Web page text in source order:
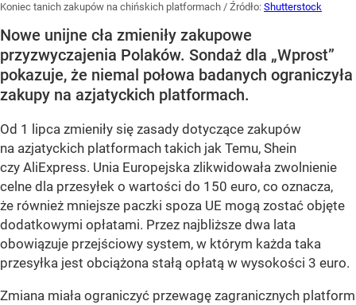
Koniec tanich zakupów na chińskich platformach / Źródło: Shutterstock
Nowe unijne cła zmieniły zakupowe
przyzwyczajenia Polaków. Sondaż dla „Wprost”
pokazuje, że niemal połowa badanych ograniczyła
zakupy na azjatyckich platformach.
Od 1 lipca zmieniły się zasady dotyczące zakupów
na azjatyckich platformach takich jak Temu, Shein
czy AliExpress. Unia Europejska zlikwidowała zwolnienie
celne dla przesyłek o wartości do 150 euro, co oznacza,
że również mniejsze paczki spoza UE mogą zostać objęte
dodatkowymi opłatami. Przez najbliższe dwa lata
obowiązuje przejściowy system, w którym każda taka
przesyłka jest obciążona stałą opłatą w wysokości 3 euro.
Zmiana miała ograniczyć przewagę zagranicznych platform